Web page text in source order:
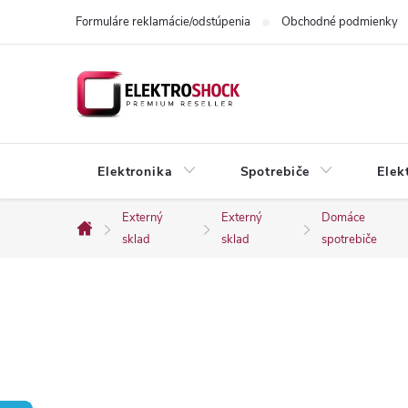
Formuláre reklamácie/odstúpenia Obchodné podmienky
Elektronika Spotrebiče
Domov
Externý
sklad
Externý
sklad
Domáce
spotrebiče